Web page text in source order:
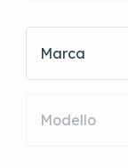
Marca
Modello